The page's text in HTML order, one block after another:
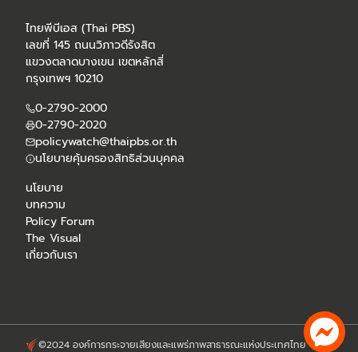
ไทยพีบีเอส (Thai PBS)
เลขที่ 145 ถนนวิภาวดีรังสิต
แขวงตลาดบางเขน เขตหลักสี่
กรุงเทพฯ 10210
0-2790-2000
0-2790-2020
policywatch@thaipbs.or.th
นโยบายคุ้มครองสิทธิส่วนบุคคล
นโยบาย
บทความ
Policy Forum
The Visual
เกี่ยวกับเรา
©2024 องค์การกระจายเสียงและแพร่ภาพสาธารณะแห่งประเทศไทย